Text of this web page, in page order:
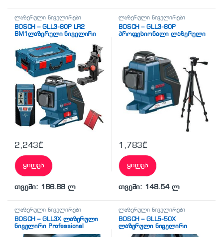
ლაზერული ნიველირები
BOSCH – GLL3-80P LR2
BM1ლაზერული ნიველირი
2,243₾
ყიდვა
თვეში: 186.88 ლ
ლაზერული ნიველირები
BOSCH – GLL3-80P
პროფესიონალი ლაზერული
1,783₾
ყიდვა
თვეში: 148.54 ლ
ლაზერული ნიველირები
BOSCH – GLL3X ლაზერული
ნიველირი Professional
(0601063CJ0)
ლაზერული ნიველირები
BOSCH – GLL5-50X
ლაზერული ნიველირი
Professional (0601063N00)